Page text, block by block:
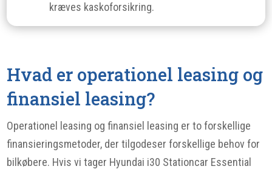
kræves kaskoforsikring.
Hvad er operationel leasing og
finansiel leasing?
Operationel leasing og finansiel leasing er to forskellige
finansieringsmetoder, der tilgodeser forskellige behov for
bilkøbere. Hvis vi tager Hyundai i30 Stationcar Essential